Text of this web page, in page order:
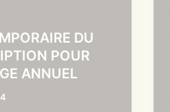
DU
POUR
ANNUEL